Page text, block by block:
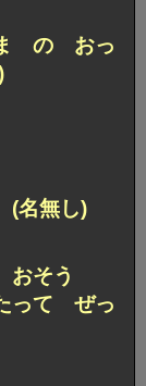
の おっ
(名無し)
おそう
って ぜっ